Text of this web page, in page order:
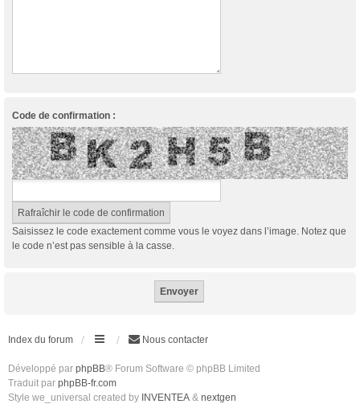
Code de confirmation :
Saisissez le code exactement comme vous le voyez dans l’image. Notez que
le code n’est pas sensible à la casse.
Index du forum Nous contacter
Développé par phpBB® Forum Software © phpBB Limited
Traduit par phpBB-fr.com
Style we_universal created by INVENTEA & nextgen